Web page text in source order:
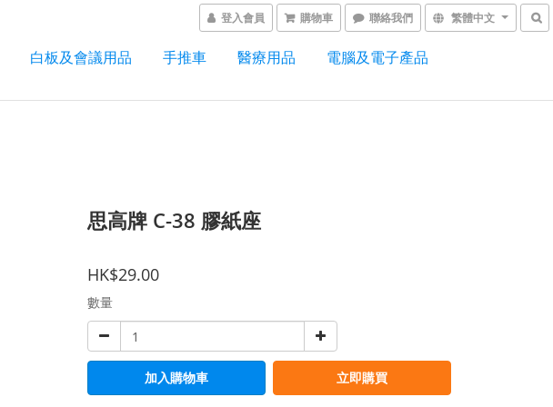
登入會員 購物車 聯絡我們 繁體中文
白板及會議用品 手推車 醫療用品 電腦及電子產品
思高牌 C-38 膠紙座
HK$29.00
數量
加入購物車 立即購買